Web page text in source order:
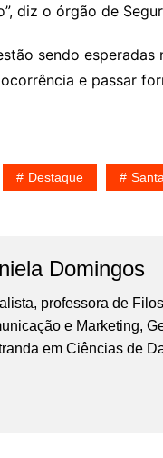
diz o órgão de
sendo
e passar
Destaque
Domingos
professora de
e Marketing,
em Ciências de